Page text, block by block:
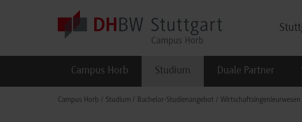
Campus Horb Studium Duale Partner
Campus Horb Studium Bachelor-Studienangebot Wirtschaftsingenieurwesen